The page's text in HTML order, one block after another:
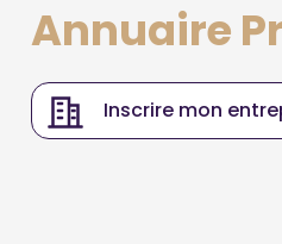
Annuaire
Inscrire mon